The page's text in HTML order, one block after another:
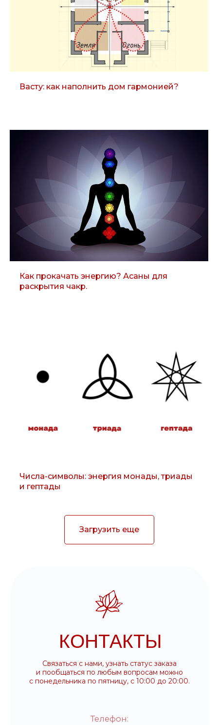
Васту: как наполнить дом гармонией?
Как прокачать энергию? Асаны для
раскрытия чакр.
Числа-символы: энергия монады, триады
и гептады
Загрузить еще
Разработка сайта